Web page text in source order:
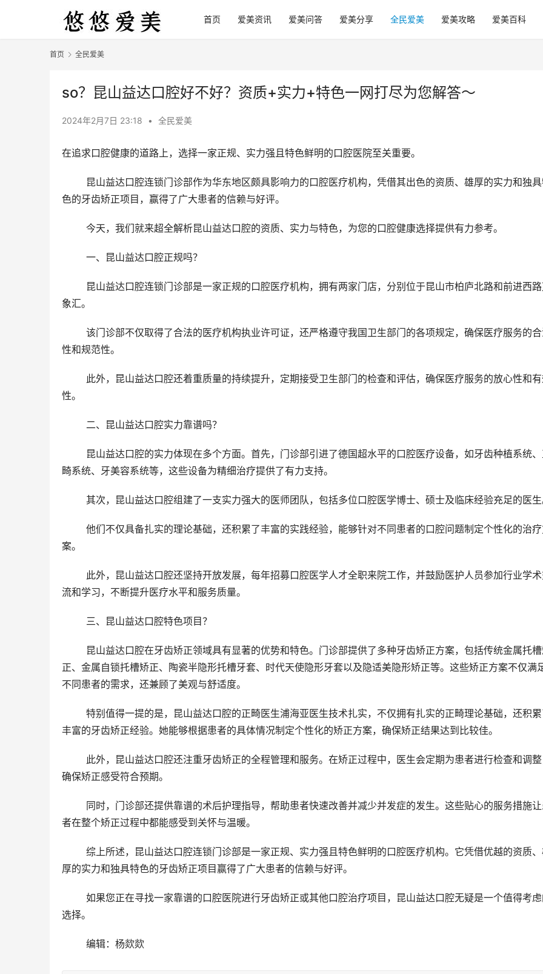
首页 爱美资讯 爱美问答 爱美分享 全民爱美 爱美攻略 爱美百科
首页 全民爱美
so？昆山益达口腔好不好？资质+实力+特色一网打尽为您解答～
2024年2月7日 23:18 • 全民爱美
在追求口腔健康的道路上，选择一家正规、实力强且特色鲜明的口腔医院至关重要。
色的牙齿矫正项目，赢得了广大患者的信赖与好评。
	今天，我们就来超全解析昆山益达口腔的资质、实力与特色，为您的口腔健康选择提供有力参考。
	一、昆山益达口腔正规吗？
象汇。
性和规范性。
性。
	二、昆山益达口腔实力靠谱吗？
畸系统、牙美容系统等，这些设备为精细治疗提供了有力支持。
其次，昆山益达口腔组建了一支实力强大的医师团队，包括多位口腔医学博士、硕士及临床经验充足的医生
案。
流和学习，不断提升医疗水平和服务质量。
	三、昆山益达口腔特色项目？
正、金属自锁托槽矫正、陶瓷半隐形托槽牙套、时代天使隐形牙套以及隐适美隐形矫正等。这些矫正方案不仅满
不同患者的需求，还兼顾了美观与舒适度。
丰富的牙齿矫正经验。她能够根据患者的具体情况制定个性化的矫正方案，确保矫正结果达到比较佳。
确保矫正感受符合预期。
者在整个矫正过程中都能感受到关怀与温暖。
厚的实力和独具特色的牙齿矫正项目赢得了广大患者的信赖与好评。
选择。
	编辑：杨欻欻